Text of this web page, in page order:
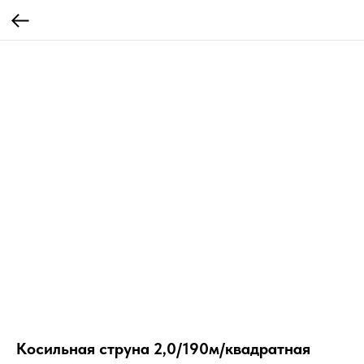
Косильная струна 2,0/190м/квадратная